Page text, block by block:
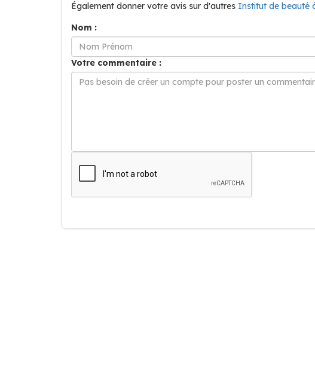
Également donner votre avis sur d'autres Institut de beauté
Nom :
Votre commentaire :